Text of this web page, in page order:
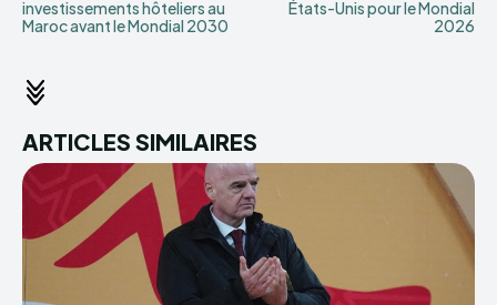
investissements hôteliers au
Maroc avant le Mondial 2030
États-Unis pour le Mondial
2026
ARTICLES SIMILAIRES